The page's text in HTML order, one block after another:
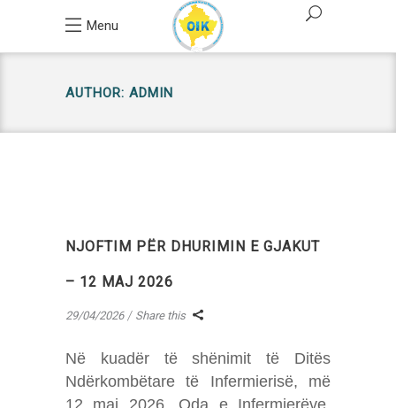
Menu
AUTHOR: ADMIN
NJOFTIM PËR DHURIMIN E GJAKUT
– 12 MAJ 2026
29/04/2026 Share this
Në kuadër të shënimit të Ditës
Ndërkombëtare të Infermierisë, më